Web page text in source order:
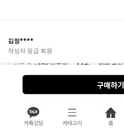
카톡상담 카테고리 홈
구매하기